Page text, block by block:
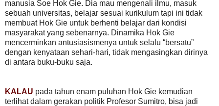
manusia Soe Hok Gie. Dia mau mengenali ilmu, masuk
sebuah universitas, belajar sesuai kurikulum tapi ini tidak
membuat Hok Gie untuk berhenti belajar dari kondisi
masyarakat yang sebenarnya. Dinamika Hok Gie
mencerminkan antusiasismenya untuk selalu “bersatu”
dengan kenyataan sehari-hari, tidak mengasingkan dirinya
di antara buku-buku saja.
KALAU pada tahun enam puluhan Hok Gie kemudian
terlihat dalam gerakan politik Profesor Sumitro, bisa jadi